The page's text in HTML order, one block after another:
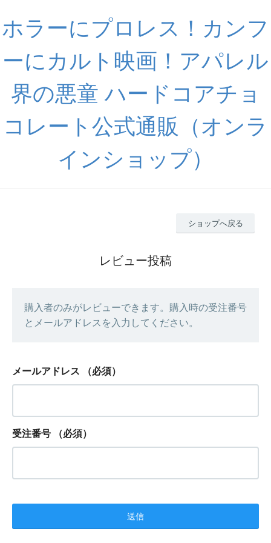
ホラーにプロレス！カンフ
ーにカルト映画！アパレル
界の悪童 ハードコアチョ
コレート公式通販（オンラ
インショップ）
ショップへ戻る
レビュー投稿
購入者のみがレビューできます。購入時の受注番号
とメールアドレスを入力してください。
メールアドレス （必須）
受注番号 （必須）